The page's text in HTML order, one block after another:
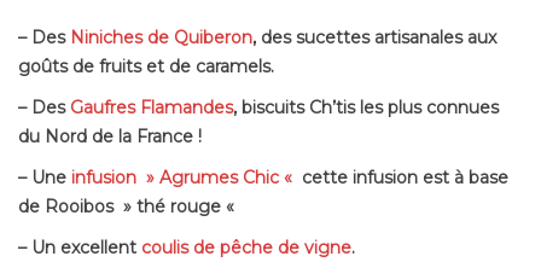
– Des Niniches de Quiberon, des sucettes artisanales aux
goûts de fruits et de caramels.
– Des Gaufres Flamandes, biscuits Ch’tis les plus connues
du Nord de la France !
– Une infusion » Agrumes Chic « cette infusion est à base
de Rooibos » thé rouge «
– Un excellent coulis de pêche de vigne.